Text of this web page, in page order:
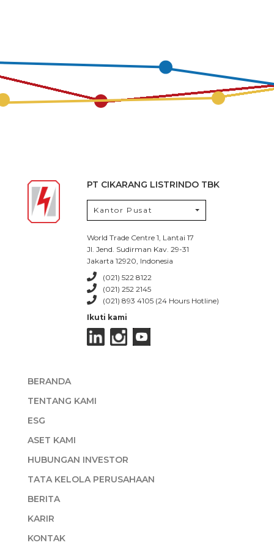
PT CIKARANG LISTRINDO TBK
Kantor Pusat
World Trade Centre 1, Lantai 17
Jl. Jend. Sudirman Kav. 29-31
Jakarta 12920, Indonesia
(021) 522 8122
(021) 252 2145
(021) 893 4105 (24 Hours Hotline)
Ikuti kami
BERANDA
TENTANG KAMI
ESG
ASET KAMI
HUBUNGAN INVESTOR
TATA KELOLA PERUSAHAAN
BERITA
KARIR
KONTAK